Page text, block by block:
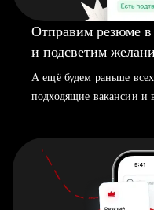
Отправим резюме
и подсветим
А ещё будем раньше
подходящие вакансии и